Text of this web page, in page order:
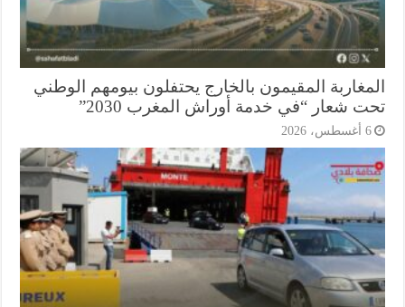
المقيمون بالخارج يحتفلون بيومهم الوطني
شعار “في خدمة أوراش المغرب 2030”